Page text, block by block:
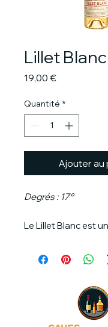
Lillet
19,00 €Prix
Quantité *
Ajouter au
Degrés : 17°
Le Lillet Blanc est
qui est fabriqué en
Bordeaux et à 15 %
macérées,